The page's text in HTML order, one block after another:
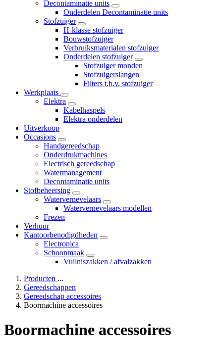
Decontaminatie units
Onderdelen Decontaminatie units
Stofzuiger
H-klasse stofzuiger
Bouwstofzuiger
Verbruiksmaterialen stofzuiger
Onderdelen stofzuiger
Stofzuiger monden
Stofzuigerslangen
Filters t.b.v. stofzuiger
Werkplaats
Elektra
Kabelhaspels
Elektra onderdelen
Uitverkoop
Occasions
Handgereedschap
Onderdrukmachines
Electrisch gereedschap
Watermanagement
Decontaminatie units
Stofbeheersing
Watervernevelaars
Watervernevelaars modellen
Frezen
Verhuur
Kantoorbenodigdheden
Electronica
Schoonmaak
Vuilniszakken / afvalzakken
Producten ...
Gereedschappen
Gereedschap accessoires
Boormachine accessoires
Boormachine accessoires